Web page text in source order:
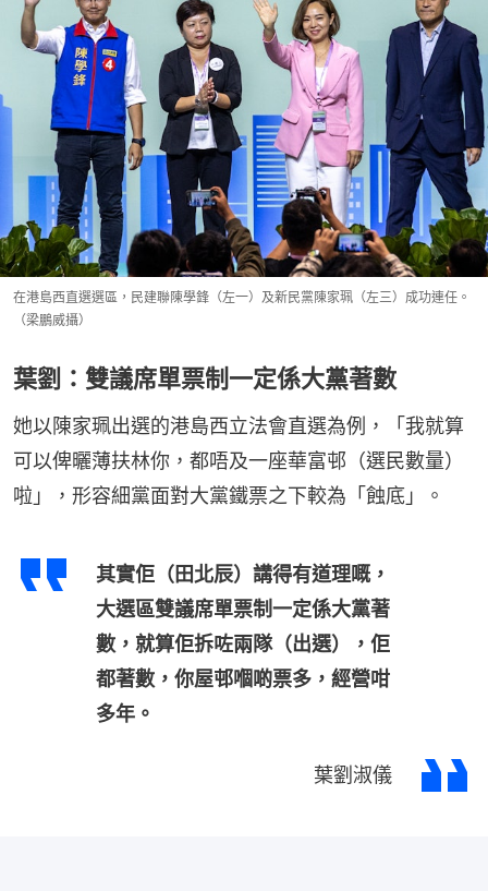
在港島西直選選區，民建聯陳學鋒（左一）及新民黨陳家珮（左三）成功連任。
（梁鵬威攝）
葉劉：雙議席單票制一定係大黨著數
她以陳家珮出選的港島西立法會直選為例，「我就算
可以俾曬薄扶林你，都唔及一座華富邨（選民數量）
啦」，形容細黨面對大黨鐵票之下較為「蝕底」。
其實佢（田北辰）講得有道理嘅，
大選區雙議席單票制一定係大黨著
數，就算佢拆咗兩隊（出選），佢
都著數，你屋邨嗰啲票多，經營咁
多年。
葉劉淑儀